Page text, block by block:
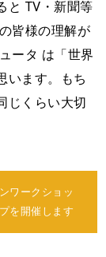
と TV・新聞等
皆様の理解が
ータ は「世界
います。もち
じくらい大切
ワークショッ
プを開催します